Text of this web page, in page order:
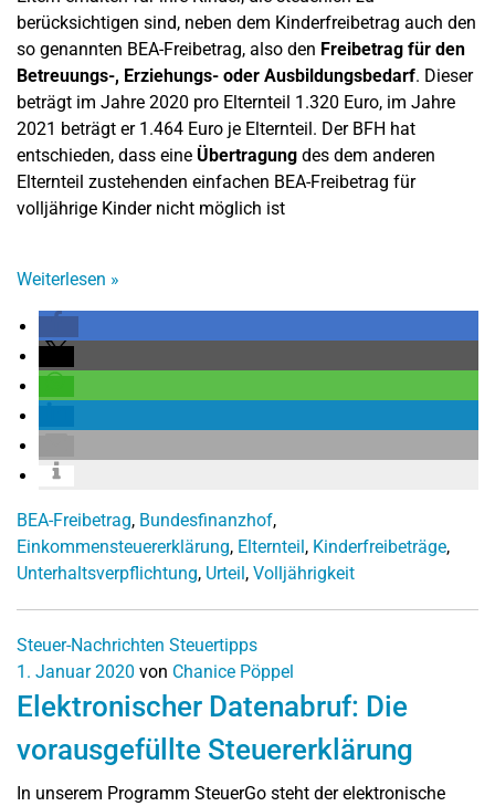
berücksichtigen sind, neben dem Kinderfreibetrag auch den
so genannten BEA-Freibetrag, also den Freibetrag für den
Betreuungs-, Erziehungs- oder Ausbildungsbedarf. Dieser
beträgt im Jahre 2020 pro Elternteil 1.320 Euro, im Jahre
2021 beträgt er 1.464 Euro je Elternteil. Der BFH hat
entschieden, dass eine Übertragung des dem anderen
Elternteil zustehenden einfachen BEA-Freibetrag für
volljährige Kinder nicht möglich ist
Weiterlesen »
BEA-Freibetrag, Bundesfinanzhof,
Einkommensteuererklärung, Elternteil , Kinderfreibeträge,
Unterhaltsverpflichtung, Urteil , Volljährigkeit
Steuer-Nachrichten Steuertipps
1. Januar 2020 von Chanice Pöppel
Elektronischer Datenabruf: Die
vorausgefüllte Steuererklärung
In unserem Programm SteuerGo steht der elektronische